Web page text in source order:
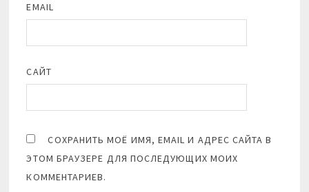
EMAIL
САЙТ
СОХРАНИТЬ МОЁ ИМЯ, EMAIL И АДРЕС САЙТА В
ЭТОМ БРАУЗЕРЕ ДЛЯ ПОСЛЕДУЮЩИХ МОИХ
КОММЕНТАРИЕВ.